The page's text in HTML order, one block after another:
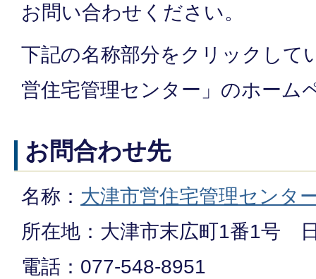
お問い合わせください。
下記の名称部分をクリックして
営住宅管理センター」のホーム
お問合わせ先
名称： 大津市営住宅管理センタ
所在地：大津市末広町1番1号
電話：077-548-8951